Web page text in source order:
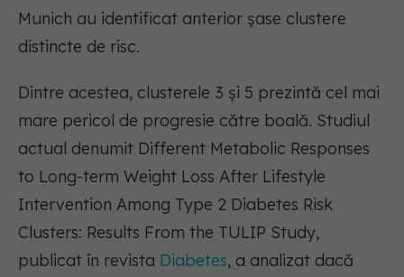
Munich au identificat anterior șase clustere
distincte de risc.
Dintre acestea, clusterele 3 și 5 prezintă cel mai
mare pericol de progresie către boală. Studiul
actual denumit Different Metabolic Responses
to Long-term Weight Loss After Lifestyle
Intervention Among Type 2 Diabetes Risk
Clusters: Results From the TULIP Study,
publicat în revista Diabetes, a analizat dacă